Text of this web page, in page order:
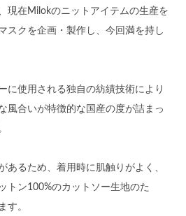
現在Milokのニットアイテムの生産を
スクを企画・製作し、今回満を持し
に使用される独自の紡績技術により
風合いが特徴的な国産の度が詰まっ
あるため、着用時に肌触りがよく、
トン100%のカットソー生地のた
す。